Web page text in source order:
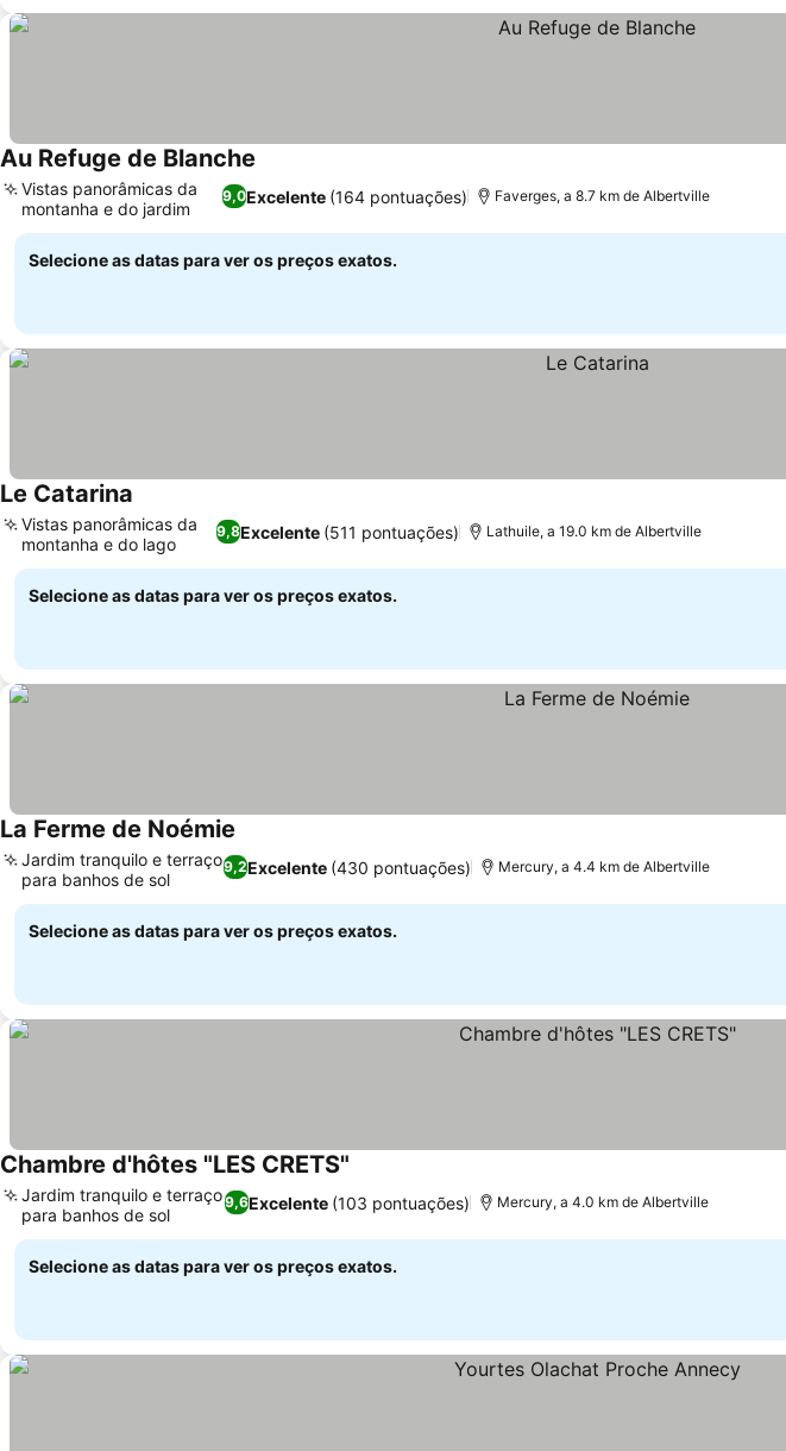
Au Refuge de Blanche
9,0Excelente (164 pontuações)
Vistas panorâmicas da
montanha e do jardim
Faverges, a 8.7 km de Albertville
Selecione as datas para ver os preços exatos.
Le Catarina
9,8Excelente (511 pontuações)
Vistas panorâmicas da
montanha e do lago
Lathuile, a 19.0 km de Albertville
Selecione as datas para ver os preços exatos.
La Ferme de Noémie
9,2Excelente (430 pontuações)
Jardim tranquilo e terraço
para banhos de sol
Mercury, a 4.4 km de Albertville
Selecione as datas para ver os preços exatos.
Chambre d'hôtes "LES CRETS"
9,6Excelente (103 pontuações)
Jardim tranquilo e terraço
para banhos de sol
Mercury, a 4.0 km de Albertville
Selecione as datas para ver os preços exatos.